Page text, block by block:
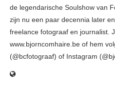
de legendarische Soulshow van
zijn nu een paar decennia later
freelance fotograaf en journalist.
www.bjorncomhaire.be of hem
(@bcfotograaf) of Instagram